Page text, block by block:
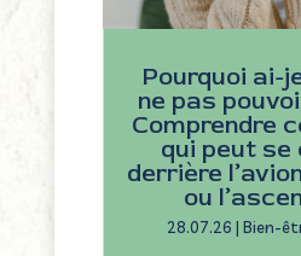
Pourquoi ai-
ne pas
Comprendre
qui peut se
derrière
ou
28.07.26 |Bien-